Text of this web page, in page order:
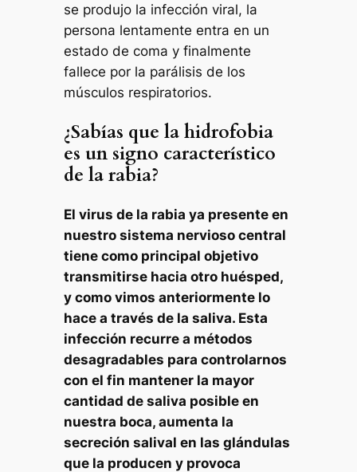
se produjo la infección viral, la
persona lentamente entra en un
estado de coma y finalmente
fallece por la parálisis de los
músculos respiratorios.
¿Sabías que la hidrofobia
es un signo característico
de la rabia?
El virus de la rabia ya presente en
nuestro sistema nervioso central
tiene como principal objetivo
transmitirse hacia otro huésped,
y como vimos anteriormente lo
hace a través de la saliva. Esta
infección recurre a métodos
desagradables para controlarnos
con el fin mantener la mayor
cantidad de saliva posible en
nuestra boca, aumenta la
secreción salival en las glándulas
que la producen y provoca